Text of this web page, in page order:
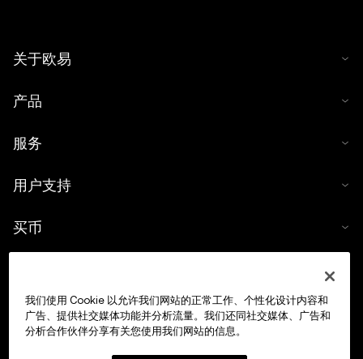
关于欧易
产品
服务
用户支持
买币
交易
我们使用 Cookie 以允许我们网站的正常工作、个性化设计内容和
广告、提供社交媒体功能并分析流量。我们还同社交媒体、广告和
分析合作伙伴分享有关您使用我们网站的信息。